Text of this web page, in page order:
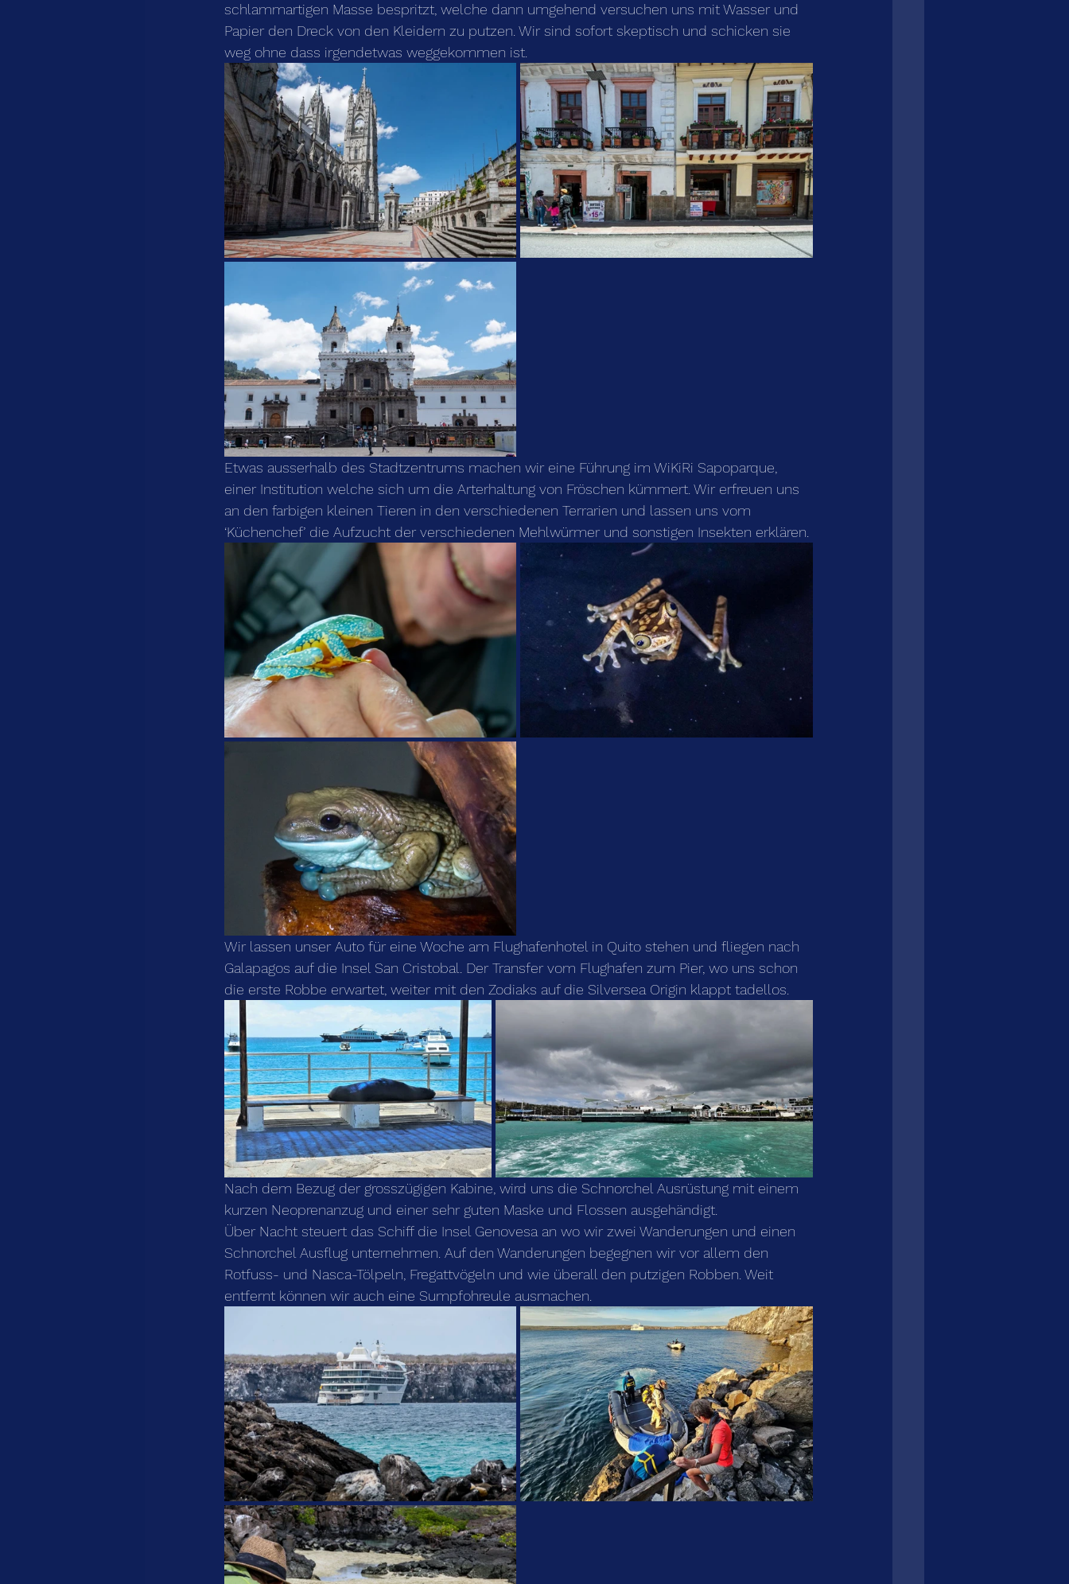
schlammartigen Masse bespritzt, welche dann umgehend versuchen uns mit Wasser und
Papier den Dreck von den Kleidern zu putzen. Wir sind sofort skeptisch und schicken sie
weg ohne dass irgendetwas weggekommen ist.
Etwas ausserhalb des Stadtzentrums machen wir eine Führung im WiKiRi Sapoparque,
einer Institution welche sich um die Arterhaltung von Fröschen kümmert. Wir erfreuen uns
an den farbigen kleinen Tieren in den verschiedenen Terrarien und lassen uns vom
‘Küchenchef’ die Aufzucht der verschiedenen Mehlwürmer und sonstigen Insekten erklären.
Wir lassen unser Auto für eine Woche am Flughafenhotel in Quito stehen und fliegen nach
Galapagos auf die Insel San Cristobal. Der Transfer vom Flughafen zum Pier, wo uns schon
die erste Robbe erwartet, weiter mit den Zodiaks auf die Silversea Origin klappt tadellos.
Nach dem Bezug der grosszügigen Kabine, wird uns die Schnorchel Ausrüstung mit einem
kurzen Neoprenanzug und einer sehr guten Maske und Flossen ausgehändigt.
Über Nacht steuert das Schiff die Insel Genovesa an wo wir zwei Wanderungen und einen
Schnorchel Ausflug unternehmen. Auf den Wanderungen begegnen wir vor allem den
Rotfuss- und Nasca-Tölpeln, Fregattvögeln und wie überall den putzigen Robben. Weit
entfernt können wir auch eine Sumpfohreule ausmachen.